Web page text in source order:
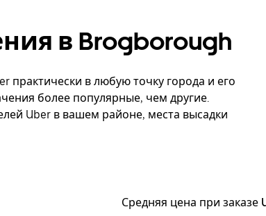
в Brogborough
практически в любую точку города и его
более популярные, чем другие.
Uber в вашем районе, места высадки
Средняя цена при заказе